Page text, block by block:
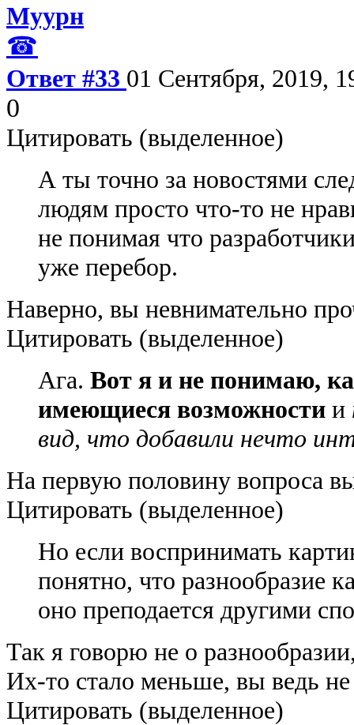
Муурн
☎
Ответ #33 01 Сентября, 2019,
0
Цитировать (выделенное)
А ты точно за новостями
людям просто что-то не
не понимая что
уже перебор.
Наверно, вы невнимательно
Цитировать (выделенное)
Ага. Вот я и не понимаю,
имеющиеся возможности и
вид, что добавили нечто
На первую половину вопроса
Цитировать (выделенное)
Но если воспринимать
понятно, что разнообразие
оно преподается другими
Так я говорю не о
Их-то стало меньше, вы ведь не
Цитировать (выделенное)